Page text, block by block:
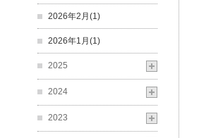
2026年2月(1)
2026年1月(1)
2025
2024
2023